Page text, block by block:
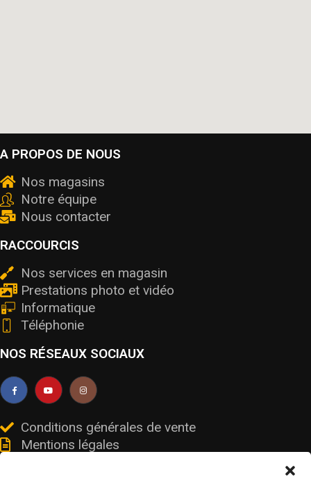
A PROPOS DE NOUS
Nos magasins
Notre équipe
Nous contacter
RACCOURCIS
Nos services en magasin
Prestations photo et vidéo
Informatique
Téléphonie
NOS RÉSEAUX SOCIAUX
Conditions générales de vente
Mentions légales